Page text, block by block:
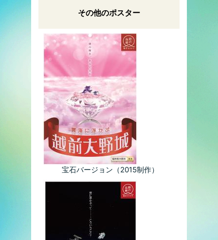
その他のポスター
宝石バージョン（2015制作）